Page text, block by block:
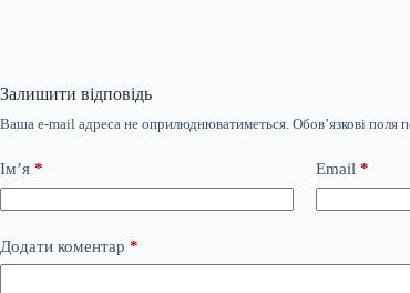
Залишити відповідь
Ваша e-mail адреса не оприлюднюватиметься. Обов’язкові поля
Ім’я * Email *
Додати коментар *